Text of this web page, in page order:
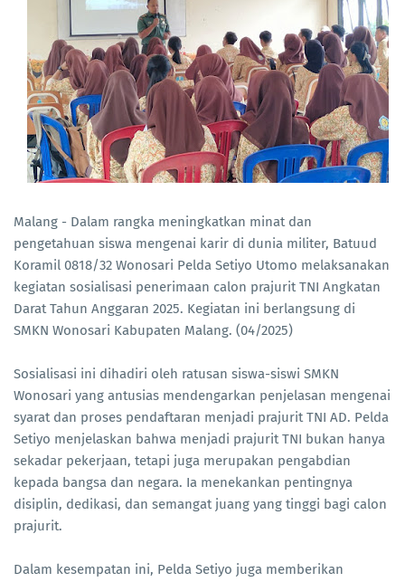
Malang - Dalam rangka meningkatkan minat dan
pengetahuan siswa mengenai karir di dunia militer, Batuud
Koramil 0818/32 Wonosari Pelda Setiyo Utomo melaksanakan
kegiatan sosialisasi penerimaan calon prajurit TNI Angkatan
Darat Tahun Anggaran 2025. Kegiatan ini berlangsung di
SMKN Wonosari Kabupaten Malang. (04/2025)
Sosialisasi ini dihadiri oleh ratusan siswa-siswi SMKN
Wonosari yang antusias mendengarkan penjelasan mengenai
syarat dan proses pendaftaran menjadi prajurit TNI AD. Pelda
Setiyo menjelaskan bahwa menjadi prajurit TNI bukan hanya
sekadar pekerjaan, tetapi juga merupakan pengabdian
kepada bangsa dan negara. Ia menekankan pentingnya
disiplin, dedikasi, dan semangat juang yang tinggi bagi calon
prajurit.
Dalam kesempatan ini, Pelda Setiyo juga memberikan